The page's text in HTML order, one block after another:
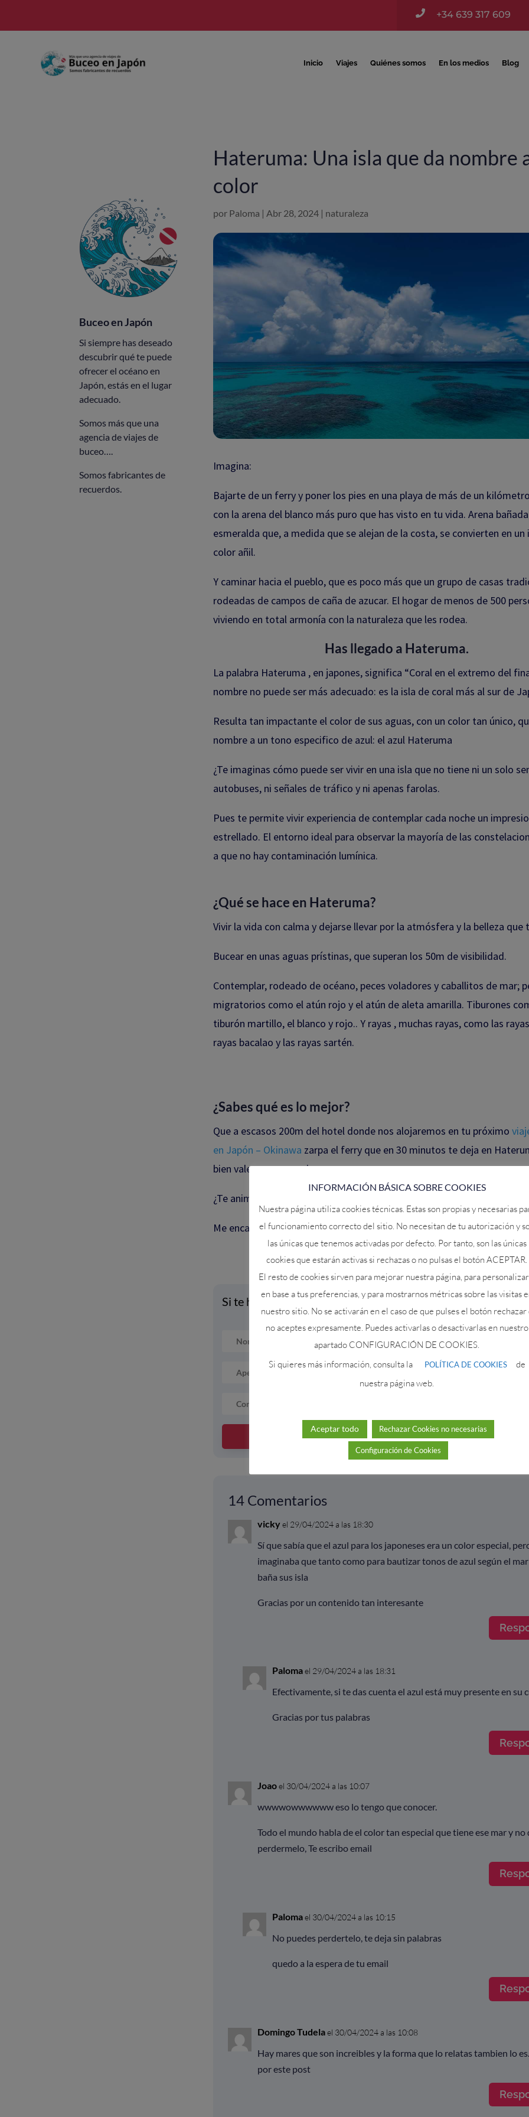
 +34 639 317 609
Inicio Viajes Quiénes somos En los medios Blog
Buceo en Japón
Si siempre has deseado
descubrir qué te puede
ofrecer el océano en
Japón, estás en el lugar
adecuado.
Somos más que una
agencia de viajes de
buceo….
Somos fabricantes de
recuerdos.
Hateruma: Una isla que da nombre
color
por Paloma | Abr 28, 2024 | naturaleza
Imagina:
Bajarte de un ferry y poner los pies en una playa de más de un
con la arena del blanco más puro que has visto en tu vida. Arena
esmeralda que, a medida que se alejan de la costa, se convierten en un
color añil.
Y caminar hacia el pueblo, que es poco más que un grupo de casas
rodeadas de campos de caña de azucar. El hogar de menos de 500
viviendo en total armonía con la naturaleza que les rodea.
Has llegado a Hateruma.
La palabra Hateruma , en japones, significa “Coral en el extremo del
nombre no puede ser más adecuado: es la isla de coral más al sur de
Resulta tan impactante el color de sus aguas, con un color tan único,
nombre a un tono especifico de azul: el azul Hateruma
¿Te imaginas cómo puede ser vivir en una isla que no tiene ni un solo
autobuses, ni señales de tráfico y ni apenas farolas.
Pues te permite vivir experiencia de contemplar cada noche un
estrellado. El entorno ideal para observar la mayoría de las
a que no hay contaminación lumínica.
¿Qué se hace en Hateruma?
Vivir la vida con calma y dejarse llevar por la atmósfera y la belleza que
Bucear en unas aguas prístinas, que superan los 50m de visibilidad.
Contemplar, rodeado de océano, peces voladores y caballitos de mar;
migratorios como el atún rojo y el atún de aleta amarilla. Tiburones
tiburón martillo, el blanco y rojo.. Y rayas , muchas rayas, como las
rayas bacalao y las rayas sartén.
¿Sabes qué es lo mejor?
Que a escasos 200m del hotel donde nos alojaremos en tu próximo
en Japón – Okinawa zarpa el ferry que en 30 minutos te deja en
bien vale una escapada.
¿Te animas?
Me encantará acompañarte en esa experiencia.
Si te ha gustado, suscríbete para no perderte próximos
Suscribirse
14 Comentarios
vickyel 29/04/2024 a las 18:30
Sí que sabía que el azul para los japoneses era un color especial,
imaginaba que tanto como para bautizar tonos de azul según el
baña sus isla
Gracias por un contenido tan interesante
Palomael 29/04/2024 a las 18:31
Efectivamente, si te das cuenta el azul está muy presente en su
Gracias por tus palabras
Joaoel 30/04/2024 a las 10:07
wwwwowwwwww eso lo tengo que conocer.
Todo el mundo habla de el color tan especial que tiene ese mar y
perdermelo, Te escribo email
Palomael 30/04/2024 a las 10:15
No puedes perdertelo, te deja sin palabras
quedo a la espera de tu email
Domingo Tudelael 30/04/2024 a las 10:08
Hay mares que son increibles y la forma que lo relatas tambien lo
por este post
INFORMACIÓN BÁSICA SOBRE COOKIES
Nuestra página utiliza cookies técnicas. Estas son propias y necesarias
el funcionamiento correcto del sitio. No necesitan de tu autorización y
las únicas que tenemos activadas por defecto. Por tanto, son las únicas
cookies que estarán activas si rechazas o no pulsas el botón ACEPTAR.
El resto de cookies sirven para mejorar nuestra página, para
en base a tus preferencias, y para mostrarnos métricas sobre las visitas
nuestro sitio. No se activarán en el caso de que pulses el botón rechazar
no aceptes expresamente. Puedes activarlas o desactivarlas en nuestro
apartado CONFIGURACIÓN DE COOKIES.
Si quieres más información, consulta la
POLÍTICA DE COOKIES
de
nuestra página web.
Aceptar todo Rechazar Cookies no necesarias
Configuración de Cookies